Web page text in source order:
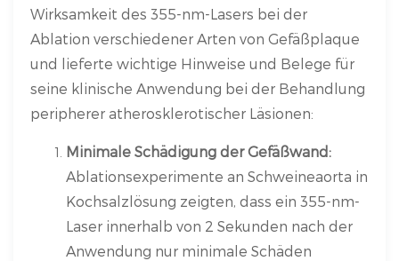
Wirksamkeit des 355-nm-Lasers bei der
Ablation verschiedener Arten von Gefäßplaque
und lieferte wichtige Hinweise und Belege für
seine klinische Anwendung bei der Behandlung
peripherer atherosklerotischer Läsionen:
Minimale Schädigung der Gefäßwand:
Ablationsexperimente an Schweineaorta in
Kochsalzlösung zeigten, dass ein 355-nm-
Laser innerhalb von 2 Sekunden nach der
Anwendung nur minimale Schäden